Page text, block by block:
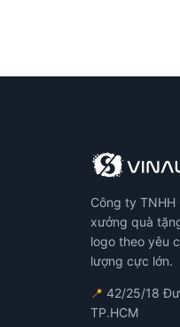
Công ty
xưởng quà
logo theo yêu
lượng cực lớn.
📍 42/25/18
TP.HCM